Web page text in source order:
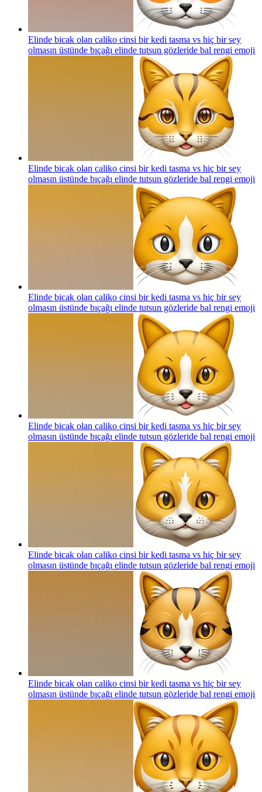
Elinde bicak olan caliko cinsi bir kedi tasma vs hiç bir sey
olmasın üstünde bıçağı elinde tutsun gözleride bal rengi emoji
Elinde bicak olan caliko cinsi bir kedi tasma vs hiç bir sey
olmasın üstünde bıçağı elinde tutsun gözleride bal rengi emoji
Elinde bicak olan caliko cinsi bir kedi tasma vs hiç bir sey
olmasın üstünde bıçağı elinde tutsun gözleride bal rengi emoji
Elinde bicak olan caliko cinsi bir kedi tasma vs hiç bir sey
olmasın üstünde bıçağı elinde tutsun gözleride bal rengi emoji
Elinde bicak olan caliko cinsi bir kedi tasma vs hiç bir sey
olmasın üstünde bıçağı elinde tutsun gözleride bal rengi emoji
Elinde bicak olan caliko cinsi bir kedi tasma vs hiç bir sey
olmasın üstünde bıçağı elinde tutsun gözleride bal rengi emoji